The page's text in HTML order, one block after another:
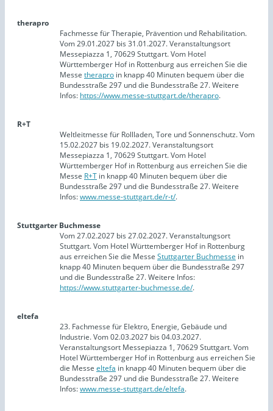
therapro
Fachmesse für Therapie, Prävention und Rehabilitation.
Vom 29.01.2027 bis 31.01.2027. Veranstaltungsort
Messepiazza 1, 70629 Stuttgart. Vom Hotel
Württemberger Hof in Rottenburg aus erreichen Sie die
Messe therapro in knapp 40 Minuten bequem über die
Bundesstraße 297 und die Bundesstraße 27. Weitere
Infos: https://www.messe-stuttgart.de/therapro.
R+T
Weltleitmesse für Rollladen, Tore und Sonnenschutz. Vom
15.02.2027 bis 19.02.2027. Veranstaltungsort
Messepiazza 1, 70629 Stuttgart. Vom Hotel
Württemberger Hof in Rottenburg aus erreichen Sie die
Messe R+T in knapp 40 Minuten bequem über die
Bundesstraße 297 und die Bundesstraße 27. Weitere
Infos:www.messe-stuttgart.de/r-t/.
Stuttgarter Buchmesse
Vom 27.02.2027 bis 27.02.2027. Veranstaltungsort
Stuttgart. Vom Hotel Württemberger Hof in Rottenburg
aus erreichen Sie die Messe Stuttgarter Buchmesse in
knapp 40 Minuten bequem über die Bundesstraße 297
und die Bundesstraße 27. Weitere Infos:
https://www.stuttgarter-buchmesse.de/.
eltefa
23. Fachmesse für Elektro, Energie, Gebäude und
Industrie. Vom 02.03.2027 bis 04.03.2027.
Veranstaltungsort Messepiazza 1, 70629 Stuttgart. Vom
Hotel Württemberger Hof in Rottenburg aus erreichen Sie
die Messe eltefa in knapp 40 Minuten bequem über die
Bundesstraße 297 und die Bundesstraße 27. Weitere
Infos:www.messe-stuttgart.de/eltefa.